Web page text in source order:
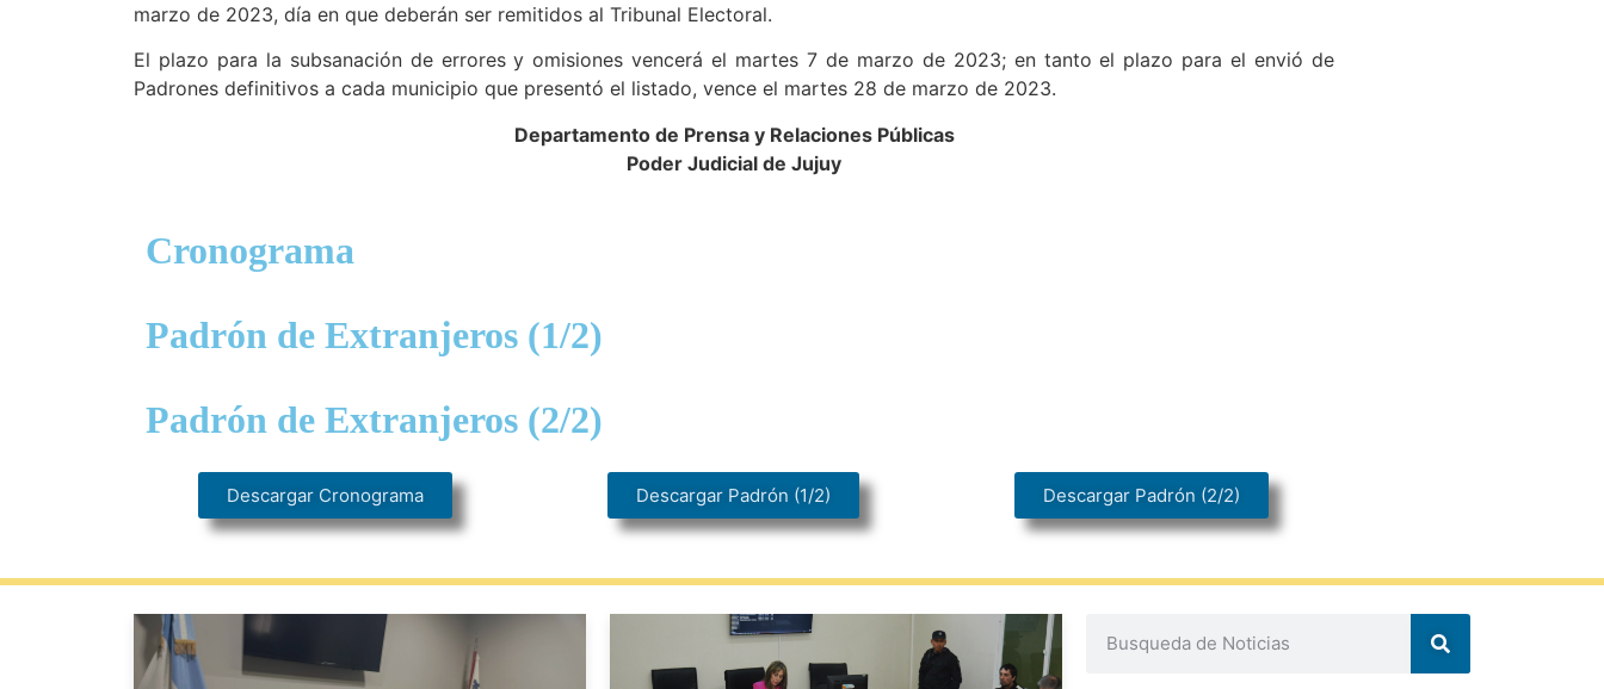
marzo de 2023, día en que deberán ser remitidos al Tribunal Electoral.
El plazo para la subsanación de errores y omisiones vencerá el martes 7 de marzo de 2023; en tanto el plazo para el envió de
Padrones definitivos a cada municipio que presentó el listado, vence el martes 28 de marzo de 2023.
Departamento de Prensa y Relaciones Públicas
Poder Judicial de Jujuy
Cronograma
Padrón de Extranjeros (1/2)
Padrón de Extranjeros (2/2)
Descargar Cronograma Descargar Padrón (1/2) Descargar Padrón (2/2)